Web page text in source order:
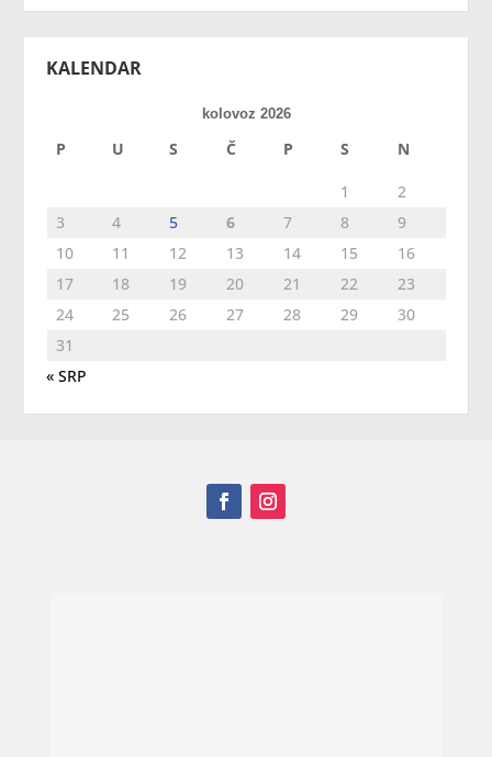
KALENDAR
kolovoz 2026
P U S Č P S N
1
2
3
4 5 6 7 8
9
10
11 12 13 14 15
16
17
18 19 20 21 22
23
24
25 26 27 28 29
30
31
« SRP